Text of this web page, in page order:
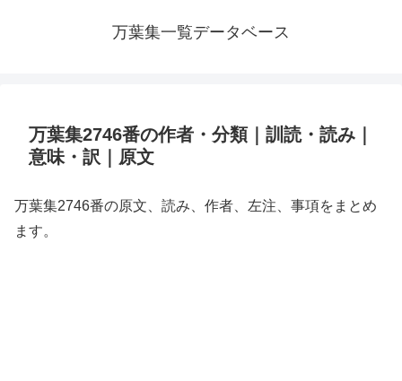
万葉集一覧データベース
万葉集2746番の作者・分類｜訓読・読み｜
意味・訳｜原文
万葉集2746番の原文、読み、作者、左注、事項をまとめ
ます。